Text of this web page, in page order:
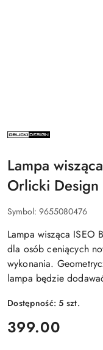
NAZWA
PRODUCENTA:
Lampa
Orlicki Design
Symbol: 9655080476
Lampa wisząca ISEO
dla osób ceniących
wykonania.
lampa będzie
Dostępność:5 szt.
cena:
399.00